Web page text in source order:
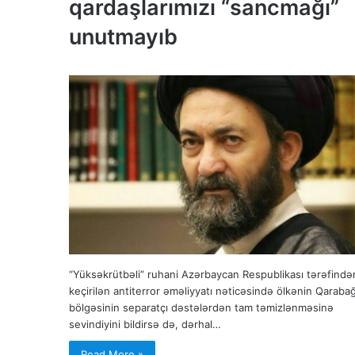
qardaşlarımızı “sancmağı”
unutmayıb
“Yüksəkrütbəli” ruhani Azərbaycan Respublikası
keçirilən antiterror əməliyyatı nəticəsində ölkənin
bölgəsinin separatçı dəstələrdən tam təmizlənməsinə
sevindiyini bildirsə də, dərhal…